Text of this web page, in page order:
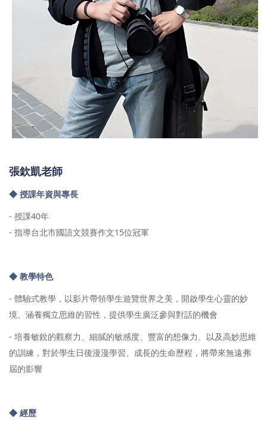
張欽凱老師
◆ 授課年資與專長
- 授課40年
- 指導台北市國語文競賽作文15位冠軍
◆ 教學特色
- 體驗式教學，以影片帶領學生遊覽世界之美，開啟學生心靈的妙
境、涵養獨立思維的習性，提供學生廣泛參與對話的機會
- 培養敏銳的觀察力、細膩的敏感度、豐富的想像力、以及高妙思維
的訓練，對於學生日後漫漫學習、成長的生命歷程，將帶來無遠弗
屆的影響
◆ 經歷